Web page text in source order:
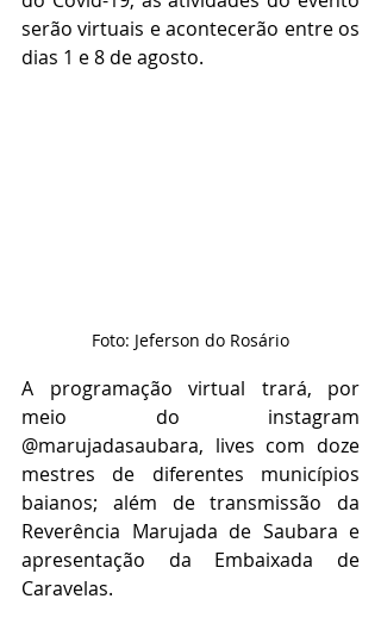
serão virtuais e acontecerão entre os
dias 1 e 8 de agosto.
Foto: Jeferson do Rosário
A programação virtual trará, por
meio do instagram
@marujadasaubara, lives com doze
mestres de diferentes municípios
baianos; além de transmissão da
Reverência Marujada de Saubara e
apresentação da Embaixada de
Caravelas.